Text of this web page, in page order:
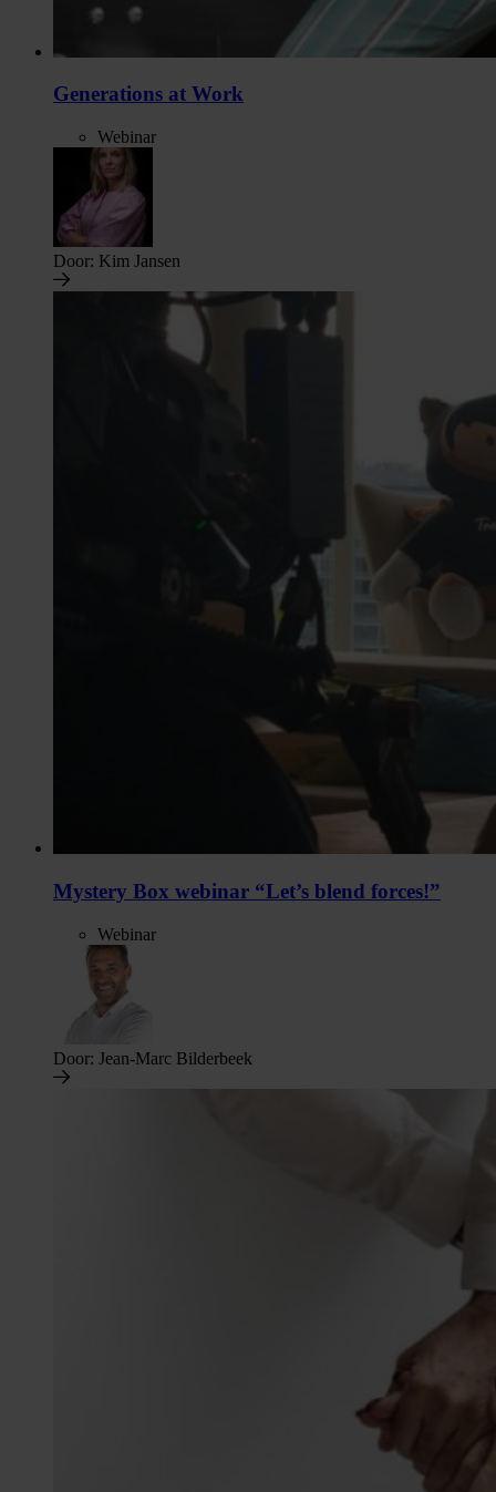
Generations at Work
Webinar
Door: Kim Jansen
Mystery Box webinar “Let’s blend forces!”
Webinar
Door: Jean-Marc Bilderbeek